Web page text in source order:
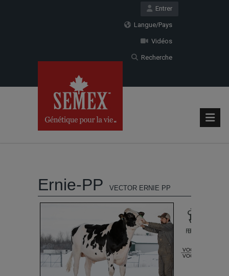
Entrer
Langue/Pays
Vidéos
Recherche